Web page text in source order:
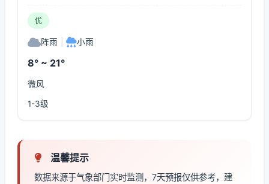
优
阵雨 小雨
8° ~ 21°
微风
1-3级
温馨提示
数据来源于气象部门实时监测，7天预报仅供参考，建